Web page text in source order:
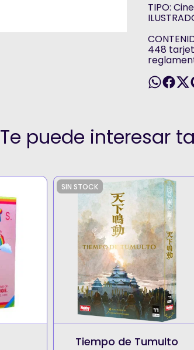
TIPO:
448
Te puede interesar
SIN STOCK
Tiempo de Tumulto